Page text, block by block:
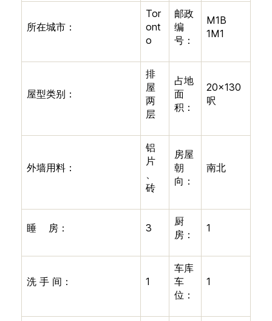
所在城市：
Tor
ont
o
邮政
编
号：
M1B
1M1
屋型类别：
排
屋
两
层
占地
面
积：
20×130
呎
外墙用料：
铝
片
砖
房屋
朝
向：
南北
睡 房： 3
厨
房：
1
洗 手 间： 1
车库
车
位：
1